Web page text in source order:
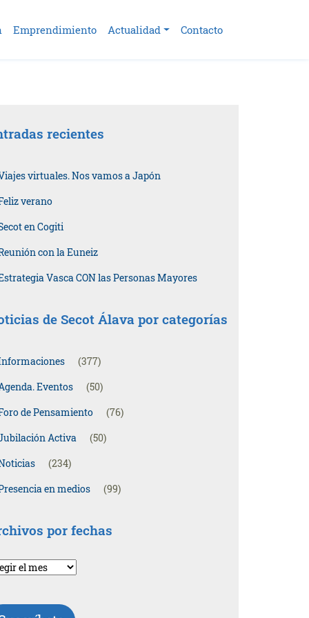
Emprendimiento Actualidad Contacto
recientes
virtuales. Nos vamos a Japón
verano
en Cogiti
con la Euneiz
Vasca CON las Personas Mayores
de Secot Álava por categorías
(377)
Eventos
(50)
de Pensamiento
(76)
Activa
(50)
(234)
en medios
(99)
por fechas